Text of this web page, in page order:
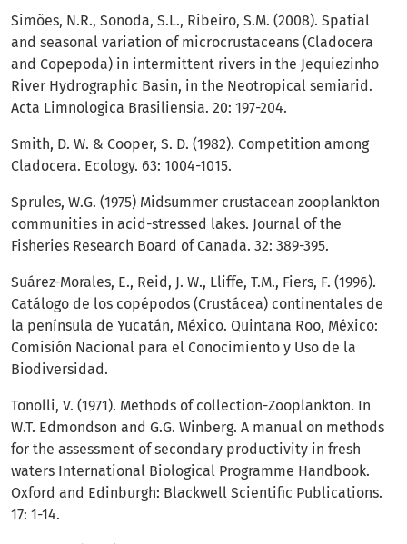
Simões, N.R., Sonoda, S.L., Ribeiro, S.M. (2008). Spatial
and seasonal variation of microcrustaceans (Cladocera
and Copepoda) in intermittent rivers in the Jequiezinho
River Hydrographic Basin, in the Neotropical semiarid.
Acta Limnologica Brasiliensia. 20: 197-204.
Smith, D. W. & Cooper, S. D. (1982). Competition among
Cladocera. Ecology. 63: 1004-1015.
Sprules, W.G. (1975) Midsummer crustacean zooplankton
communities in acid-stressed lakes. Journal of the
Fisheries Research Board of Canada. 32: 389-395.
Suárez-Morales, E., Reid, J. W., Lliffe, T.M., Fiers, F. (1996).
Catálogo de los copépodos (Crustácea) continentales de
la península de Yucatán, México. Quintana Roo, México:
Comisión Nacional para el Conocimiento y Uso de la
Biodiversidad.
Tonolli, V. (1971). Methods of collection-Zooplankton. In
W.T. Edmondson and G.G. Winberg. A manual on methods
for the assessment of secondary productivity in fresh
waters International Biological Programme Handbook.
Oxford and Edinburgh: Blackwell Scientific Publications.
17: 1-14.